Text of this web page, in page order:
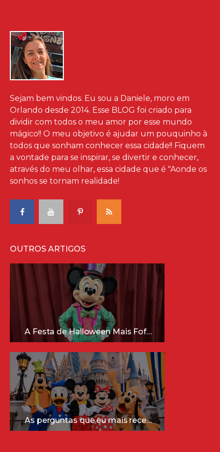
Sejam bem vindos. Eu sou a Daniele, moro em
Orlando desde 2014. Esse BLOG foi criado para
dividir com todos o meu amor por esse mundo
mágico!! O meu objetivo é ajudar um pouquinho à
todos que sonham conhecer essa cidade!! Fiquem
a vontade para se inspirar, se divertir e conhecer,
através do meu olhar, essa cidade que é "Aonde os
sonhos se tornam realidade!
OUTROS ARTIGOS
A Festa de Halloween Mais Fofa da Disney Está Chegando!
As perguntas que eu mais recebo sobre a Disney (e as respostas mais sinceras!)